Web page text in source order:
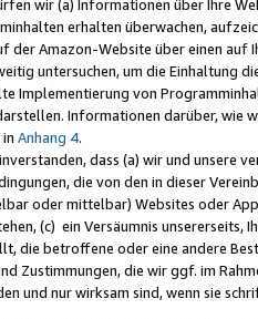
wir (a) Informationen über Ihre
erhalten überwachen,
der Amazon-Website über einen
untersuchen, um die Einhaltung
Implementierung von
Informationen darüber, wie
Anhang 4.
dass (a) wir und
die von den in dieser
oder mittelbar) Websites oder
(c) ein Versäumnis unsererseits,
die betroffene oder eine andere
Zustimmungen, die wir ggf. im
und nur wirksam sind, wenn sie